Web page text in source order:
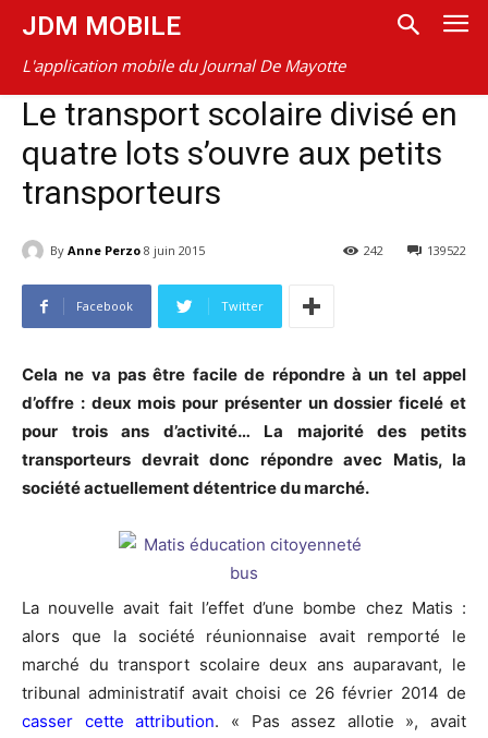
JDM MOBILE
L'application mobile du Journal De Mayotte
Le transport scolaire divisé en
quatre lots s’ouvre aux petits
transporteurs
By Anne Perzo 8 juin 2015 139522
242
Facebook Twitter
Cela ne va pas être facile de répondre à un tel appel
d’offre : deux mois pour présenter un dossier ficelé et
pour trois ans d’activité… La majorité des petits
transporteurs devrait donc répondre avec Matis, la
société actuellement détentrice du marché.
La nouvelle avait fait l’effet d’une bombe chez Matis :
alors que la société réunionnaise avait remporté le
marché du transport scolaire deux ans auparavant, le
tribunal administratif avait choisi ce 26 février 2014 de
casser cette attribution. « Pas assez allotie », avait